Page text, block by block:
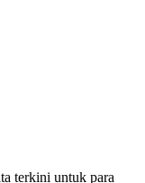
terkini untuk para